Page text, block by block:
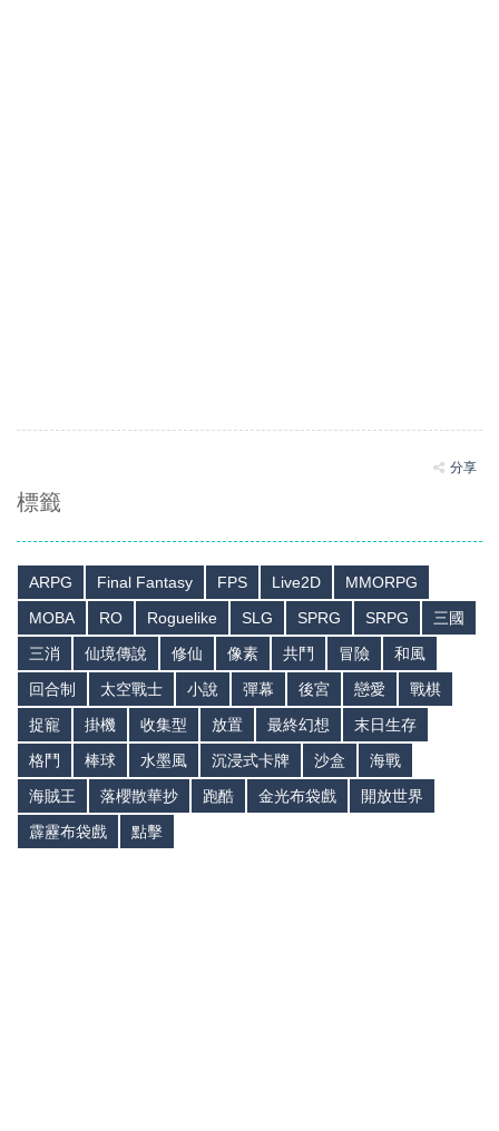
分享
標籤
ARPG Final Fantasy FPS Live2D
MMORPG
MOBA
RO Roguelike SLG SPRG SRPG
三國
三消
仙境傳說 修仙 像素 共鬥 冒險
和風
回合制
太空戰士 小說 彈幕 後宮 戀愛
戰棋
捉寵
掛機 收集型 放置 最終幻想
末日生存
格鬥
棒球 水墨風 沉浸式卡牌 沙盒
海戰
海賊王
落櫻散華抄 跑酷 金光布袋戲
開放世界
霹靂布袋戲
點擊